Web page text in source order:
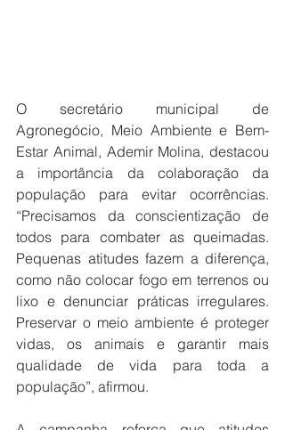
O secretário municipal de
Agronegócio, Meio Ambiente e Bem-
Estar Animal, Ademir Molina, destacou
a importância da colaboração da
população para evitar ocorrências.
“Precisamos da conscientização de
todos para combater as queimadas.
Pequenas atitudes fazem a diferença,
como não colocar fogo em terrenos ou
lixo e denunciar práticas irregulares.
Preservar o meio ambiente é proteger
vidas, os animais e garantir mais
qualidade de vida para toda a
população”, afirmou.